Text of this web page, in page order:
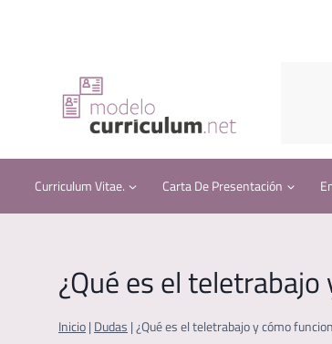
Curriculum Vitae. Carta De Presentación
¿Qué es el
Inicio | Dudas | ¿Qué es el teletrabajo y cómo